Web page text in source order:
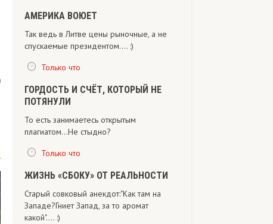
АМЕРИКА ВОЮЕТ
Так ведь в Литве цены рыночные, а не
спускаемые президентом.... :)
Только что
ГОРДОСТЬ И СЧЁТ, КОТОРЫЙ НЕ
ПОТЯНУЛИ
То есть занимаетесь открытым
плагиатом...Не стыдно?
Только что
ЖИЗНЬ «СБОКУ» ОТ РЕАЛЬНОСТИ
Старый совковый анекдот:"Как там на
Западе?Гниет Запад, за то аромат
какой".... :)